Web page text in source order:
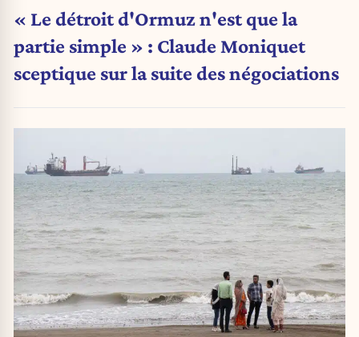
« Le détroit d'Ormuz n'est que la
partie simple » : Claude Moniquet
sceptique sur la suite des négociations